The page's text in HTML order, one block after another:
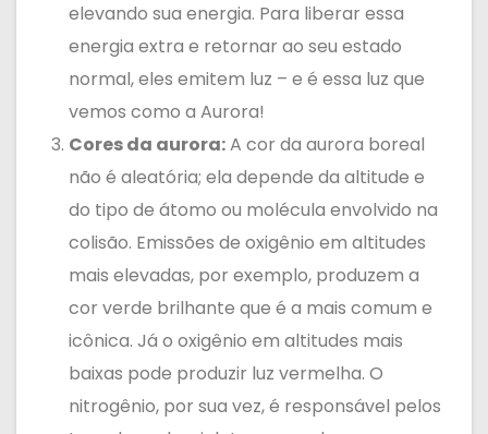
elevando sua energia. Para liberar essa
energia extra e retornar ao seu estado
normal, eles emitem luz – e é essa luz que
vemos como a Aurora!
Cores da aurora:A cor da aurora boreal
não é aleatória; ela depende da altitude e
do tipo de átomo ou molécula envolvido na
colisão. Emissões de oxigênio em altitudes
mais elevadas, por exemplo, produzem a
cor verde brilhante que é a mais comum e
icônica. Já o oxigênio em altitudes mais
baixas pode produzir luz vermelha. O
nitrogênio, por sua vez, é responsável pelos